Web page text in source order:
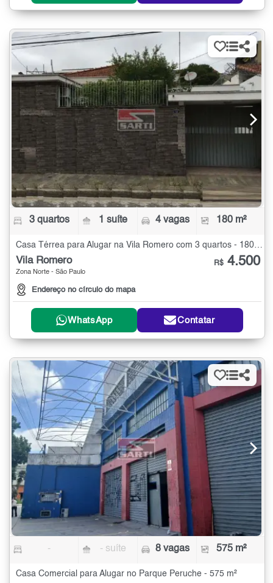
3 quartos 1 suíte 4 vagas 180 m²
Casa Térrea para Alugar na Vila Romero com 3 quartos - 180 m²
Vila Romero
Zona Norte - São Paulo
Endereço no círculo do mapa
R$ 4.500
WhatsApp Contatar
- - suíte 8 vagas 575 m²
Casa Comercial para Alugar no Parque Peruche - 575 m²